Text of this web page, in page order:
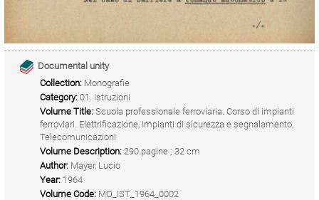
Documental unity
Collection: Monografie
Category: 01. Istruzioni
Volume Title: Scuola professionale ferroviaria. Corso di impianti
ferroviari. Elettrificazione, Impianti di sicurezza e segnalamento,
Telecomunicazioni
Volume Description: 290 pagine ; 32 cm
Author: Mayer, Lucio
Year: 1964
Volume Code: MO_IST_1964_0002